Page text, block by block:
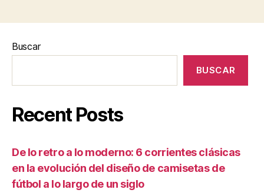
Buscar
BUSCAR
Recent Posts
De lo retro a lo moderno: 6 corrientes clásicas
en la evolución del diseño de camisetas de
fútbol a lo largo de un siglo